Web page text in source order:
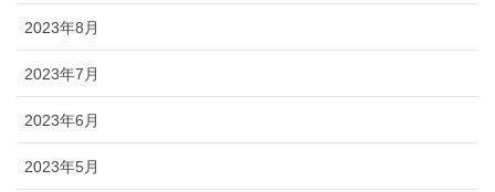
2023年8月
2023年7月
2023年6月
2023年5月